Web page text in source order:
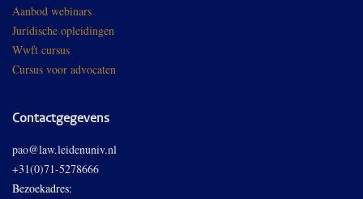
Aanbod webinars
Juridische opleidingen
Wwft cursus
Cursus voor advocaten
Contactgegevens
pao@law.leidenuniv.nl
+31(0)71-5278666
Bezoekadres: